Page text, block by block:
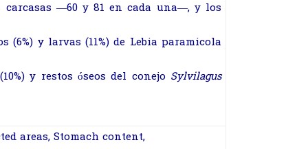
carcasas —60 y 81 en cada una—, y los
(6%) y larvas (11%) de Lebia paramicola
y restos óseos del conejo Sylvilagus
areas, Stomach content,